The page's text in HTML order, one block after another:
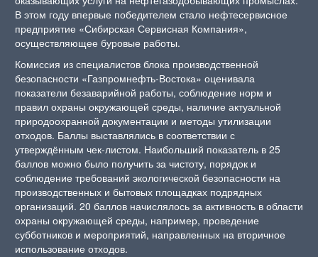
В этом году впервые победителем стало нефтесервисное
предприятие «Сибирская Сервисная Компания»,
осуществляющее буровые работы.
Комиссия из специалистов блока производственной
безопасности «Газпромнефть-Востока» оценивала
показатели безаварийной работы, соблюдение норм и
правил охраны окружающей среды, наличие актуальной
природоохранной документации и методы утилизации
отходов. Баллы выставлялись в соответствии с
утверждённым чек-листом. Наибольший показатель в 25
баллов можно было получить за чистоту, порядок и
соблюдение требований экологической безопасности на
производственных и бытовых площадках подрядных
организаций. 20 баллов начислялось за активность в области
охраны окружающей среды, например, проведение
субботников и мероприятий, направленных на вторичное
использование отходов.